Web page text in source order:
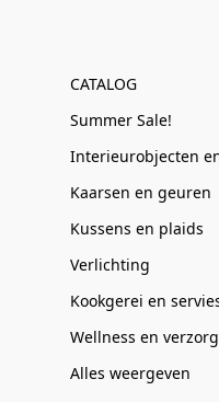
CATALOG
Summer Sale!
Kaarsen en geuren
Kussens en plaids
Verlichting
Kookgerei en
Wellness en
Alles weergeven